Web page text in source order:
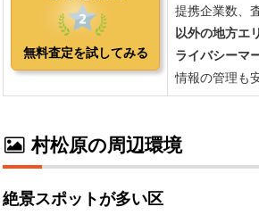
村松原の周辺環境
絶景スポットが多い区